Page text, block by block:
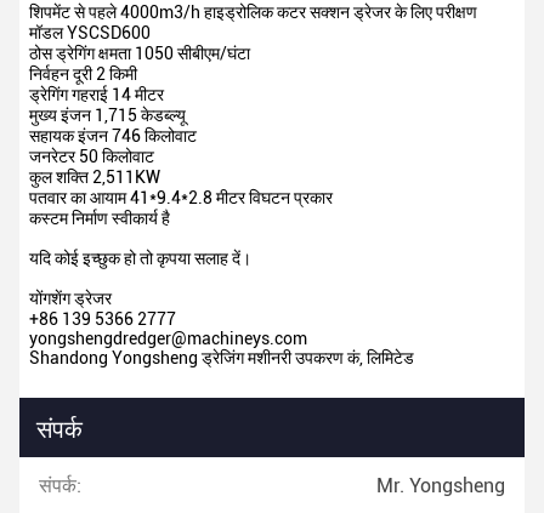
शिपमेंट से पहले 4000m3/h हाइड्रोलिक कटर सक्शन ड्रेजर के लिए परीक्षण
मॉडल YSCSD600
ठोस ड्रेगिंग क्षमता 1050 सीबीएम/घंटा
निर्वहन दूरी 2 किमी
ड्रेगिंग गहराई 14 मीटर
मुख्य इंजन 1,715 केडब्ल्यू
सहायक इंजन746 किलोवाट
जनरेटर 50 किलोवाट
कुल शक्ति 2,511KW
पतवार का आयाम41*9.4*2.8 मीटर विघटन प्रकार
कस्टम निर्माण स्वीकार्य है
यदि कोई इच्छुक हो तो कृपया सलाह दें।
योंगशेंग ड्रेजर
+86 139 5366 2777
yongshengdredger@machineys.com
Shandong Yongsheng ड्रेजिंग मशीनरी उपकरण कं, लिमिटेड
संपर्क
संपर्क: Mr. Yongsheng